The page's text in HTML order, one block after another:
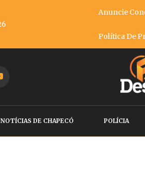
Anuncie
Política De
NOTÍCIAS DE CHAPECÓ POLÍCIA